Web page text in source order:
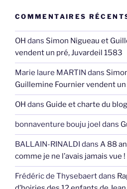
COMMENTAIRES
OH dans Simon Nigueau et
vendent un pré, Juvardeil 1583
Marie laure MARTIN dans
Guillemine Fournier vendent
OH dans Guide et charte du blog
bonnaventure bouju joel dans
BALLAIN-RINALDI dans A 88
comme je ne l’avais jamais vue !
Frédéric de Thysebaertdans